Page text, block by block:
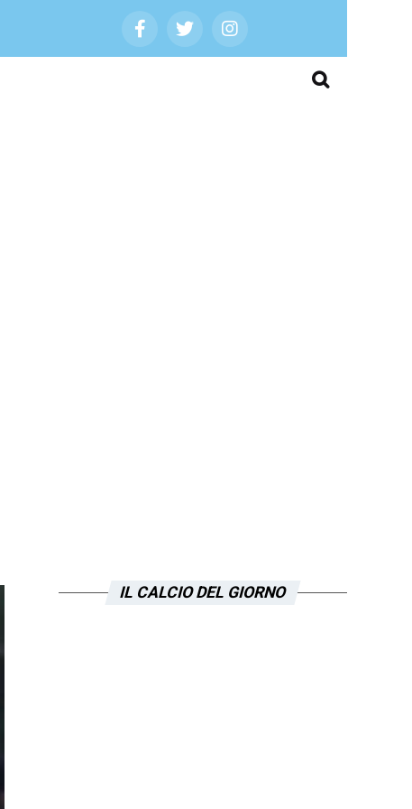
IL CALCIO DEL GIORNO